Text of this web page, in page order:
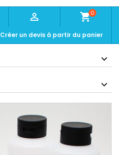
 shopping_cart0
Créer un devis à partir du panier